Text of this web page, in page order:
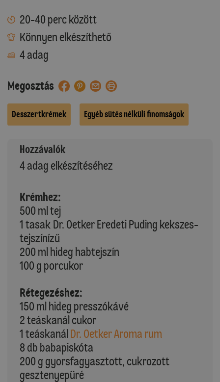
20-40 perc között
Könnyen elkészíthető
4 adag
Megosztás
Desszertkrémek Egyéb sütés nélküli finomságok
Hozzávalók
4 adag elkészítéséhez
Krémhez:
500 ml tej
1 tasak Dr. Oetker Eredeti Puding kekszes-
tejszínízű
200 ml hideg habtejszín
100 g porcukor
Rétegezéshez:
150 ml hideg presszókávé
2 teáskanál cukor
1 teáskanálDr. Oetker Aroma rum
8 db babapiskóta
200 g gyorsfagyasztott, cukrozott
gesztenyepüré